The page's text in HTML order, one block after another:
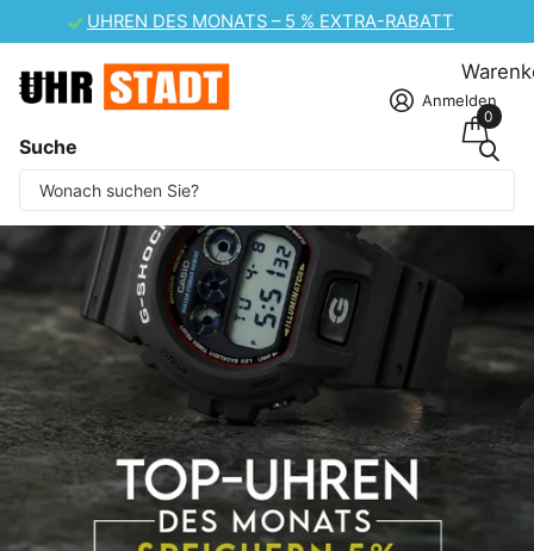
CASIO UHREN-SALE – 10 % EXTRA-RABATT
Suche
Anmelden
0